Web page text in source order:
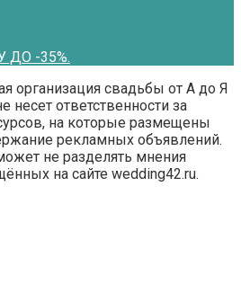
-35%.
организация свадьбы от А до Я
несет ответственности за
на которые размещены
рекламных объявлений.
не разделять мнения
на сайте wedding42.ru.